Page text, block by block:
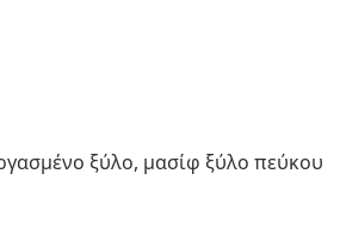
ξύλο, μασίφ ξύλο πεύκου